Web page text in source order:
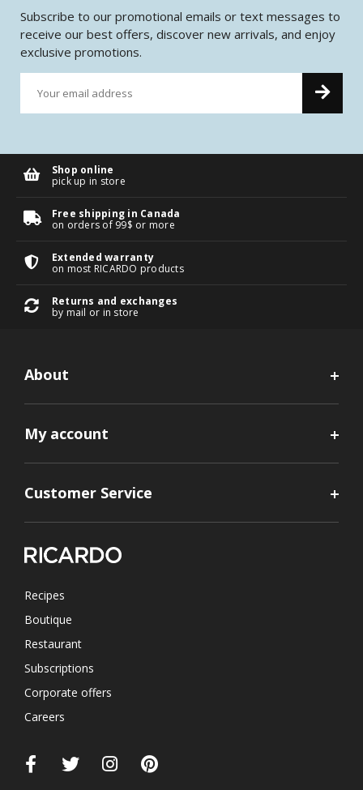
Subscribe to our promotional emails or text messages to
receive our best offers, discover new arrivals, and enjoy
exclusive promotions.
Shop online
pick up in store
Free shipping in Canada
on orders of 99$ or more
Extended warranty
on most RICARDO products
Returns and exchanges
by mail or in store
About
My account
Customer Service
Recipes
Boutique
Restaurant
Subscriptions
Corporate offers
Careers